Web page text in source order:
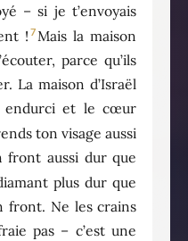
– si je t’envoyais
! 7 Mais la maison
parce qu’ils
La maison d’Israël
et le cœur
ton visage aussi
front aussi dur que
plus dur que
front. Ne les crains
pas – c’est une